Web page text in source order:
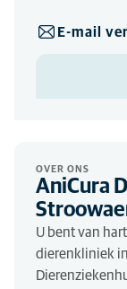
E-mail
OVER ONS
AniCura
U bent van
dierenkliniek